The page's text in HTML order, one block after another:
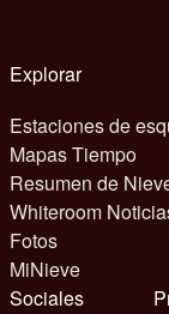
Explorar
Estaciones de
Mapas Tiempo
Resumen de
Whiteroom
Fotos
MiNieve
Sociales